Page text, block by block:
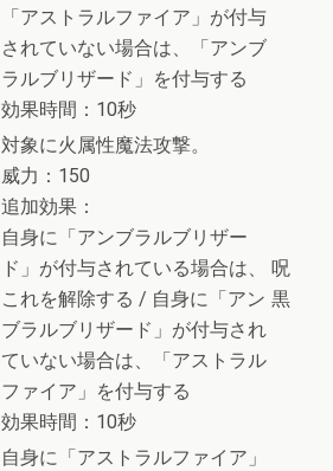
「アストラルファイア」が付与
されていない場合は、「アンブ
ラルブリザード」を付与する
効果時間：10秒
対象に火属性魔法攻撃。
威力：150
追加効果：
自身に「アンブラルブリザー
ド」が付与されている場合は、
これを解除する / 自身に「アン
ブラルブリザード」が付与され
ていない場合は、「アストラル
ファイア」を付与する
効果時間：10秒
呪
黒
自身に「アストラルファイア」